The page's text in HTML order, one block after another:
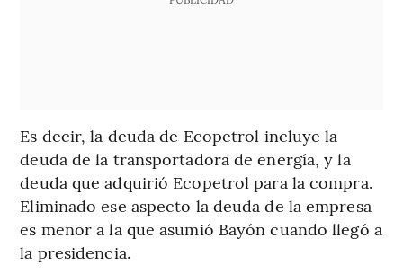
Es decir, la deuda de Ecopetrol incluye la
deuda de la transportadora de energía, y la
deuda que adquirió Ecopetrol para la compra.
Eliminado ese aspecto la deuda de la empresa
es menor a la que asumió Bayón cuando llegó a
la presidencia.